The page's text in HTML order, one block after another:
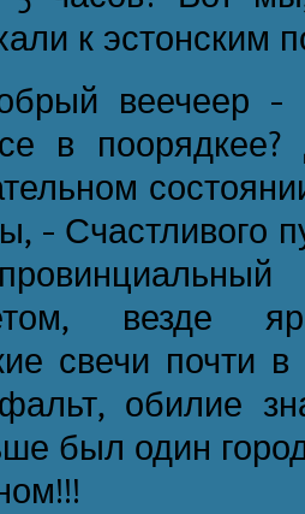
к эстонским
веечеер
в
- Счастливого
везде
свечи почти
обилие
был один